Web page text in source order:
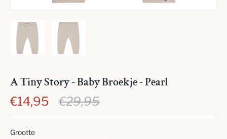
A Tiny Story - Baby Broekje - Pearl
€14,95
€29,95
Grootte